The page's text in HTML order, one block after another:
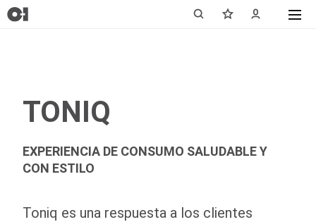
TONIQ
EXPERIENCIA DE CONSUMO SALUDABLE Y
CON ESTILO
Toniq es una respuesta a los clientes